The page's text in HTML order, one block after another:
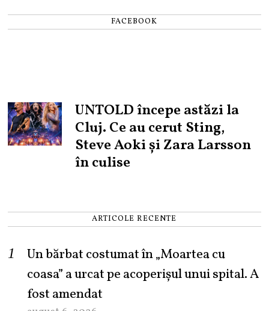
FACEBOOK
UNTOLD începe astăzi la
Cluj. Ce au cerut Sting,
Steve Aoki și Zara Larsson
în culise
ARTICOLE RECENTE
Un bărbat costumat în „Moartea cu
coasa” a urcat pe acoperișul unui spital. A
fost amendat